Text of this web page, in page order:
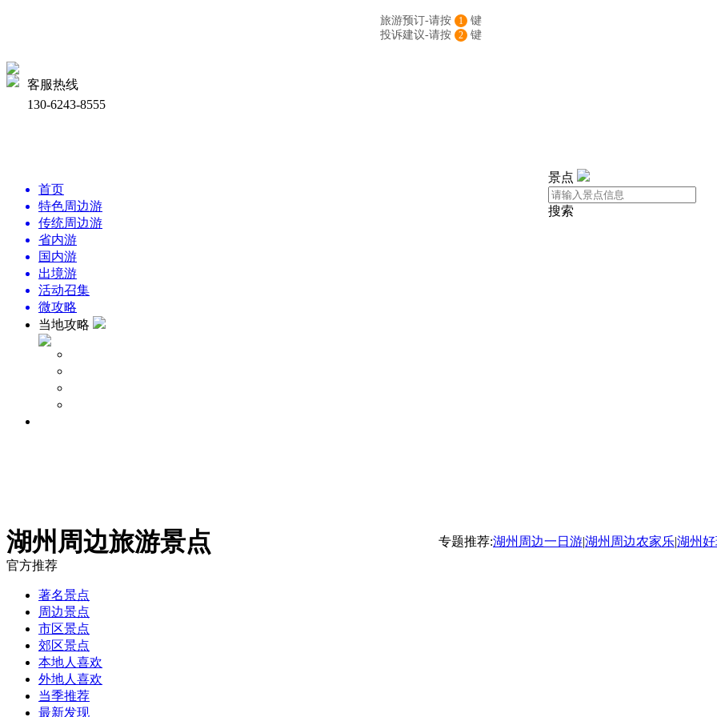
客服热线
130-6243-8555
旅游预订-请按 1
键
投诉建议-请按
2 键
景点
搜索
首页
特色周边游
传统周边游
省内游
国内游
出境游
活动召集
微攻略
当地攻略
湖州周边旅游景点 专题推荐:湖州周边一日游|湖州周边农家乐|湖州
官方推荐
著名景点
周边景点
市区景点
郊区景点
本地人喜欢
外地人喜欢
当季推荐
最新发现